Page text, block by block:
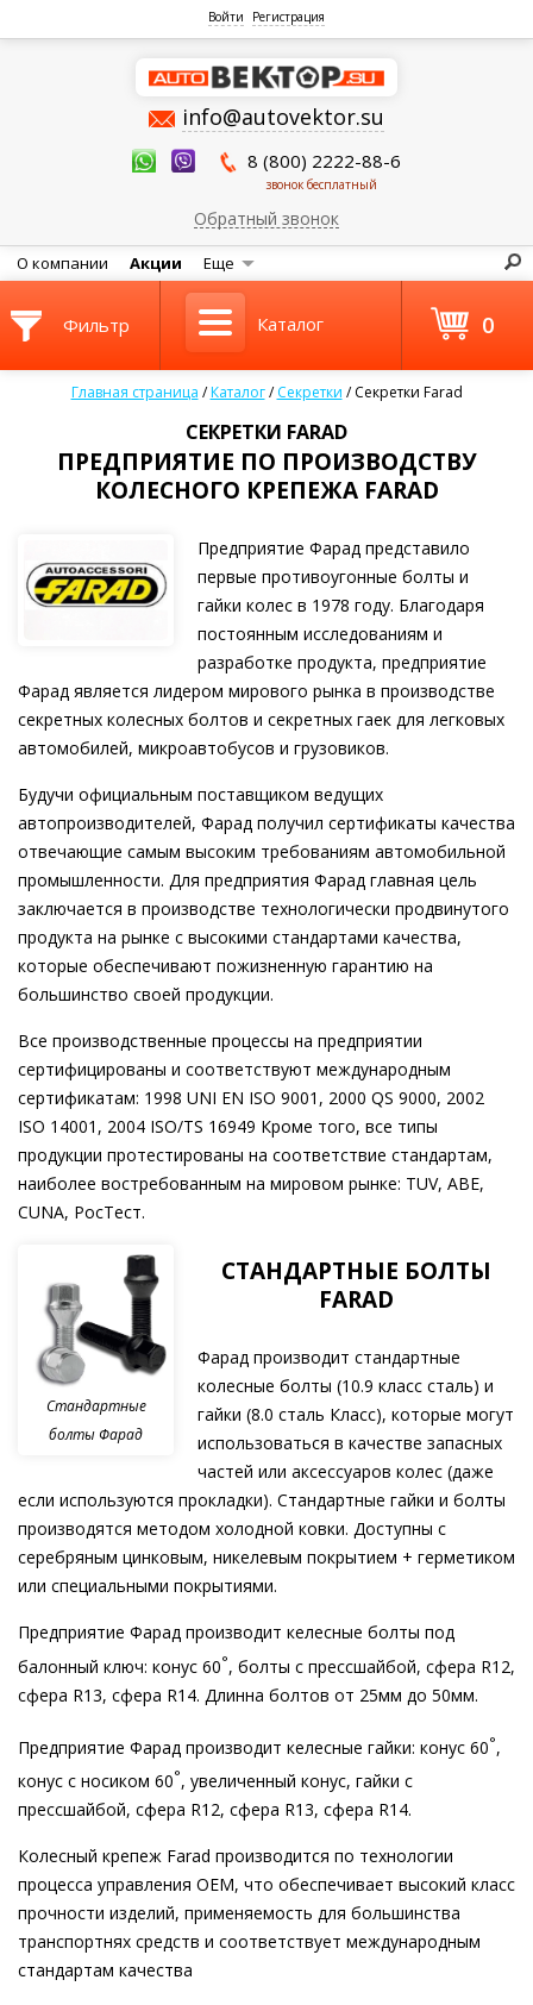
Войти Регистрация
info@autovektor.su
8 (800) 2222-88-6
звонок бесплатный
Обратный звонок
О компании Акции Еще
Главная страница /Каталог /Секретки /Секретки Farad
СЕКРЕТКИ FARAD
ПРЕДПРИЯТИЕ ПО ПРОИЗВОДСТВУ
КОЛЕСНОГО КРЕПЕЖА FARAD
Предприятие Фарад представило
первые противоугонные болты и
гайки колес в 1978 году. Благодаря
постоянным исследованиям и
разработке продукта, предприятие
Фарад является лидером мирового рынка в производстве
секретных колесных болтов и секретных гаек для легковых
автомобилей, микроавтобусов и грузовиков.
Будучи официальным поставщиком ведущих
автопроизводителей, Фарад получил сертификаты качества
отвечающие самым высоким требованиям автомобильной
промышленности. Для предприятия Фарад главная цель
заключается в производстве технологически продвинутого
продукта на рынке с высокими стандартами качества,
которые обеспечивают пожизненную гарантию на
большинство своей продукции.
Все производственные процессы на предприятии
сертифицированы и соответствуют международным
сертификатам: 1998 UNI EN ISO 9001, 2000 QS 9000, 2002
ISO 14001, 2004 ISO/TS 16949 Кроме того, все типы
продукции протестированы на соответствие стандартам,
наиболее востребованным на мировом рынке: TUV, ABE,
CUNA, РосТест.
Стандартные
болты Фарад
СТАНДАРТНЫЕ БОЛТЫ
FARAD
Фарад производит стандартные
колесные болты (10.9 класс сталь) и
гайки (8.0 сталь Класс), которые могут
использоваться в качестве запасных
частей или аксессуаров колес (даже
если используются прокладки). Стандартные гайки и болты
производятся методом холодной ковки. Доступны с
серебряным цинковым, никелевым покрытием + герметиком
или специальными покрытиями.
Предприятие Фарад производит келесные болты под
балонный ключ: конус 60°, болты с прессшайбой, сфера R12,
сфера R13, сфера R14. Длинна болтов от 25мм до 50мм.
Предприятие Фарад производит келесные гайки: конус 60°,
конус с носиком 60°, увеличенный конус, гайки с
прессшайбой, сфера R12, сфера R13, сфера R14.
Колесный крепеж Farad производится по технологии
процесса управления OEM, что обеспечивает высокий класс
прочности изделий, применяемость для большинства
транспортнях средств и соответствует международным
стандартам качества
Фильтр Каталог 0